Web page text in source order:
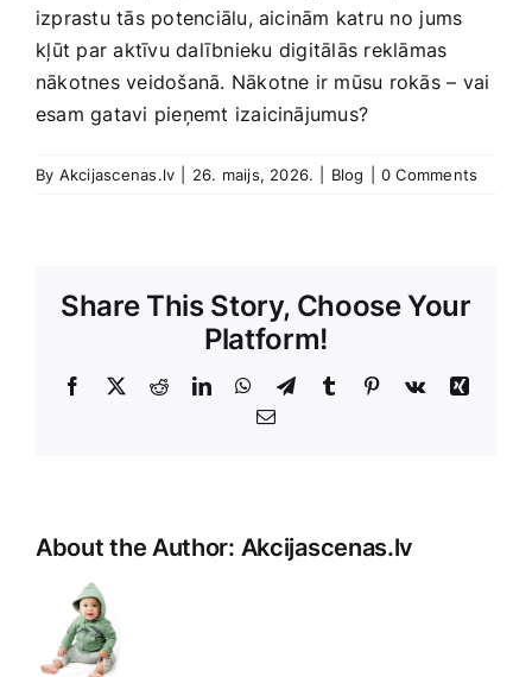
izprastu tās potenciālu, aicinām katru‍ no ⁢jums
⁤kļūt par aktīvu dalībnieku ⁢digitālās reklāmas
nākotnes veidošanā. Nākotne‌ ir mūsu rokās –⁢ vai
esam gatavi pieņemt ‍izaicinājumus?
By Akcijascenas.lv 26. maijs, 2026. Blog 0 Comments
Share This Story, Choose Your
Platform!
Facebook
X RedditLinkedInWhatsApp
TelegramTumblr Pinterest
Vk
Xing
E-
About the Author: Akcijascenas.lv